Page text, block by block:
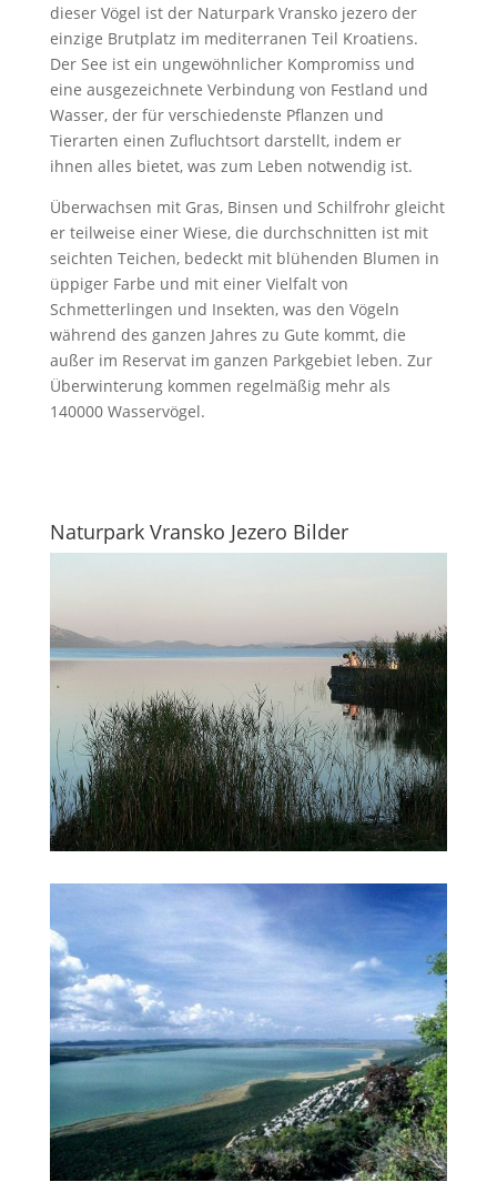
dieser Vögel ist der Naturpark Vransko jezero der
einzige Brutplatz im mediterranen Teil Kroatiens.
Der See ist ein ungewöhnlicher Kompromiss und
eine ausgezeichnete Verbindung von Festland und
Wasser, der für verschiedenste Pflanzen und
Tierarten einen Zufluchtsort darstellt, indem er
ihnen alles bietet, was zum Leben notwendig ist.
Überwachsen mit Gras, Binsen und Schilfrohr gleicht
er teilweise einer Wiese, die durchschnitten ist mit
seichten Teichen, bedeckt mit blühenden Blumen in
üppiger Farbe und mit einer Vielfalt von
Schmetterlingen und Insekten, was den Vögeln
während des ganzen Jahres zu Gute kommt, die
außer im Reservat im ganzen Parkgebiet leben. Zur
Überwinterung kommen regelmäßig mehr als
140000 Wasservögel.
Naturpark Vransko Jezero Bilder